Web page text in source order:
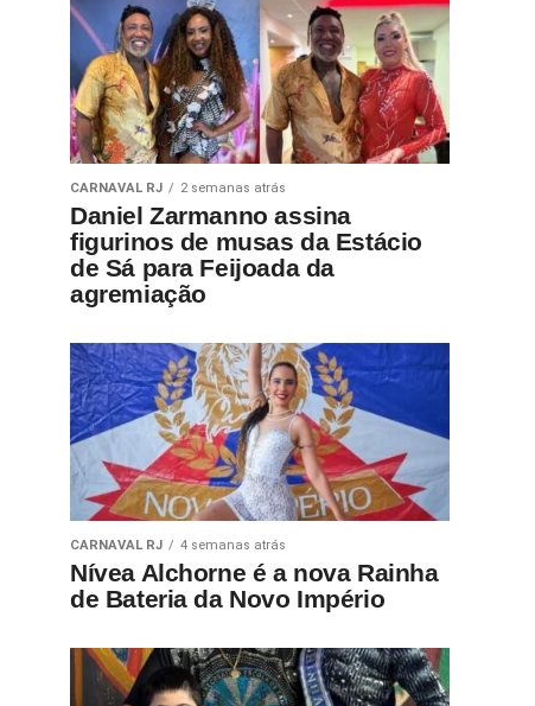
CARNAVAL RJ 2 semanas atrás
Daniel Zarmanno assina
figurinos de musas da Estácio
de Sá para Feijoada da
agremiação
CARNAVAL RJ 4 semanas atrás
Nívea Alchorne é a nova Rainha
de Bateria da Novo Império